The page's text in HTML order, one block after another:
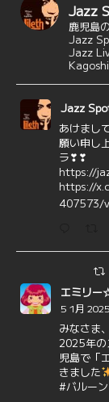
Jazz
鹿児島
Jazz
Jazz
Jazz
あけまし
願い申し
ラ❣❣
https://
https://
407573/
エミリー
5 1月 2025
みなさま
2025年の
児島で「
きました
#バルー